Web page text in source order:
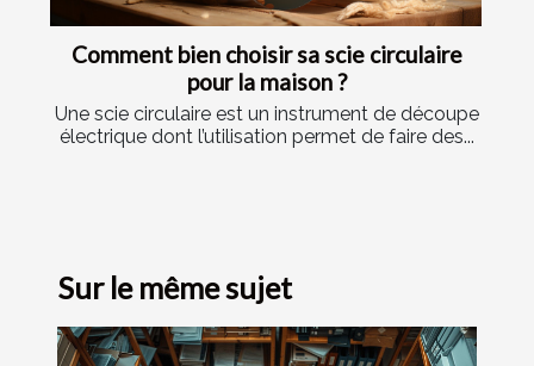
Comment bien choisir sa scie circulaire
pour la maison ?
Une scie circulaire est un instrument de découpe
électrique dont l’utilisation permet de faire des...
Sur le même sujet